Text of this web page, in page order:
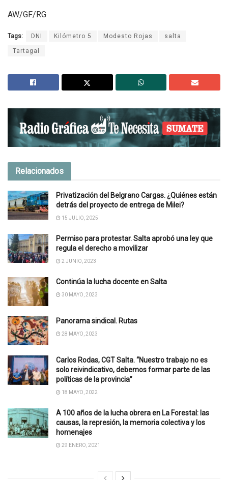
AW/GF/RG
Tags: DNI Kilómetro 5 Modesto Rojas salta
Tartagal
Relacionados
Privatización del Belgrano Cargas. ¿Quiénes están
detrás del proyecto de entrega de Milei?
15 JULIO, 2025
Permiso para protestar. Salta aprobó una ley que
regula el derecho a movilizar
2 JUNIO, 2023
Continúa la lucha docente en Salta
30 MAYO, 2023
Panorama sindical. Rutas
28 MAYO, 2023
Carlos Rodas, CGT Salta. “Nuestro trabajo no es
solo reivindicativo, debemos formar parte de las
políticas de la provincia”
18 MAYO, 2022
A 100 años de la lucha obrera en La Forestal: las
causas, la represión, la memoria colectiva y los
homenajes
29 ENERO, 2021